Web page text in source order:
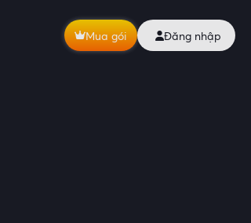
Mua gói Đăng nhập